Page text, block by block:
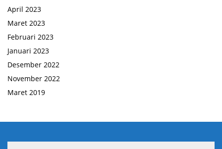
April 2023
Maret 2023
Februari 2023
Januari 2023
Desember 2022
November 2022
Maret 2019